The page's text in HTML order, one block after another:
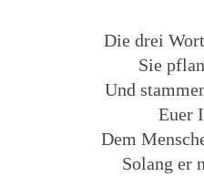
Die drei
Sie
Und
Euer
Dem
Solang er